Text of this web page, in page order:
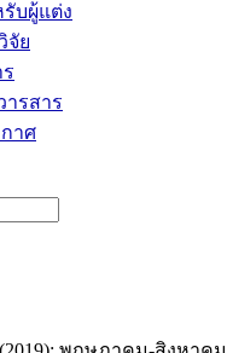
บผู้แต่ง
จัย
ารสาร
าศ